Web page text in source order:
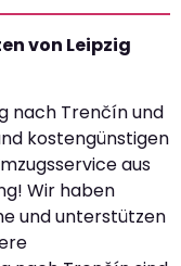
von Leipzig
nach Trenčín und
kostengünstigen
aus
Wir haben
und unterstützen